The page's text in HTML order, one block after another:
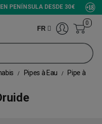
PENÍNSULA DESDE 30€
FR
0
Pipes à Eau
Pipe à